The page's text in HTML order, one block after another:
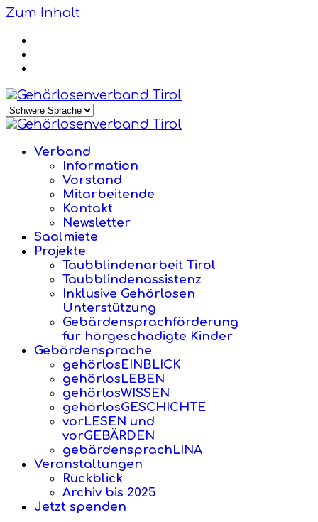
Zum Inhalt
Verband
Information
Vorstand
Mitarbeitende
Kontakt
Newsletter
Saalmiete
Projekte
Taubblindenarbeit Tirol
Taubblindenassistenz
Inklusive Gehörlosen
Unterstützung
Gebärdensprachförderung
für hörgeschädigte Kinder
Gebärdensprache
gehörlosEINBLICK
gehörlosLEBEN
gehörlosWISSEN
gehörlosGESCHICHTE
vorLESEN und
vorGEBÄRDEN
gebärdensprachLINA
Veranstaltungen
Rückblick
Archiv bis 2025
Jetzt spenden